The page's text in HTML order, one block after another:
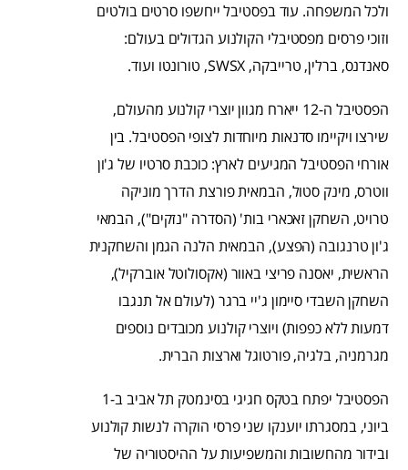
ולכל המשפחה. עוד בפסטיבל ייחשפו סרטים בולטים
וזוכי פרסים מפסטיבלי הקולנוע הגדולים בעולם:
סאנדנס, ברלין, טרייבקה, SWSX, טורונטו ועוד.
הפסטיבל ה-12 ייארח מגוון יוצרי קולנוע מהעולם,
שירצו ויקיימו סדנאות מיוחדות לצופי הפסטיבל. בין
אורחי הפסטיבל המגיעים לארץ: כוכבת סרטיו של ג'ון
ווטרס, מינק סטול, הבמאית פורצת הדרך מוניקה
טרויט, השחקן זאכארי בות' (הסדרה "נזקים"), הבמאי
ג'ון טרנגובה (הפצע), הבמאית הלנה הגמן והשחקנית
הראשית, יאסנה פריצי באוור (אקסולוטל אוברקיל),
השחקן השבדי סיימון ג'יי ברגר (לעולם אל תנגבו
דמעות ללא כפפות) ויוצרי קולנוע מכובדים נוספים
מגרמניה, בלגיה, פורטוגל וארצות הברית.
הפסטיבל יפתח בטקס חגיגי בסינמטק תל אביב ב-1
ביוני, במסגרתו יוענקו שני פרסי הוקרה לנשות קולנוע
ובידור מהחשובות והמשפיעות על ההיסטוריה של